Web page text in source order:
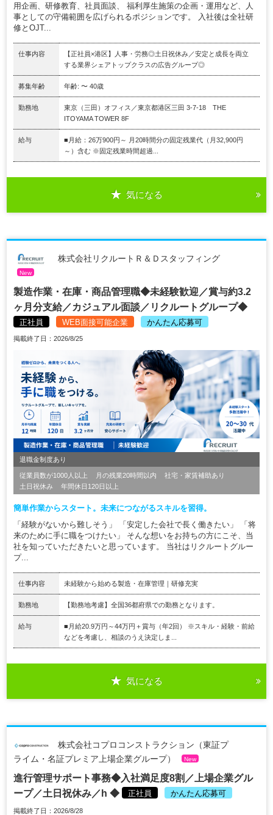
用企画、研修教育、社員面談、 福利厚生施策の企画・運用など、人
事としての守備範囲を広げられるポジションです。 入社後は全社研
修とOJT...
仕事内容
【正社員×港区】人事・労務◎土日祝休み／安定と成長を両立
する業界シェアトップクラスの広告グループ◎
募集年齢 年齢: 〜 40歳
勤務地
東京（三田）オフィス／東京都港区三田 3-7-18 THE
ITOYAMA TOWER 8F
給与
■月給：26万900円～ 月20時間分の固定残業代（月32,900円
～）含む ※固定残業時間超過...
気になる
株式会社リクルートＲ＆Ｄスタッフィング
New
製造作業・在庫・商品管理職◆未経験歓迎／賞与約3.2
ヶ月分支給／カジュアル面談／リクルートグループ◆
正社員 WEB面接可能企業 かんたん応募可
掲載終了日：2026/8/25
退職金制度あり
従業員数が1000人以上 月の残業20時間以内
社宅・家賃補助あり
土日祝休み
年間休日120日以上
簡単作業からスタート。未来につながるスキルを習得。
「経験がないから難しそう」 「安定した会社で長く働きたい」 「将
来のために手に職をつけたい」 そんな想いをお持ちの方にこそ、当
社を知っていただきたいと思っています。 当社はリクルートグルー
プ...
仕事内容 未経験から始める製造・在庫管理｜研修充実
勤務地 【勤務地考慮】全国36都府県での勤務となります。
給与
■月給20.9万円～44万円＋賞与（年2回） ※スキル・経験・前給
などを考慮し、相談のうえ決定しま...
気になる
株式会社コプロコンストラクション（東証プ
ライム・名証プレミア上場企業グループ）
New
進行管理サポート事務◆入社満足度8割／上場企業グル
ープ／土日祝休み／h ◆
正社員 かんたん応募可
掲載終了日：2026/8/28